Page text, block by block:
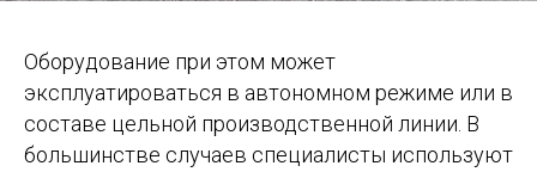
Оборудование при этом может
эксплуатироваться в автономном режиме или в
составе цельной производственной линии. В
большинстве случаев специалисты используют